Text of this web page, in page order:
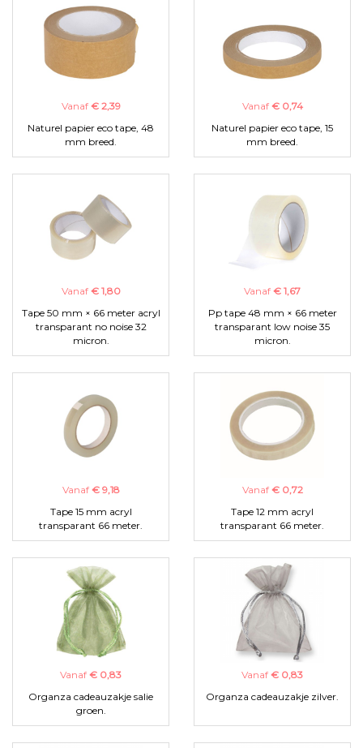
Vanaf € 2,39
Naturel papier eco tape, 48
mm breed.
Vanaf € 0,74
Naturel papier eco tape, 15
mm breed.
Vanaf € 1,80
Tape 50 mm × 66 meter acryl
transparant no noise 32
micron.
Vanaf € 1,67
Pp tape 48 mm × 66 meter
transparant low noise 35
micron.
Vanaf € 9,18
Tape 15 mm acryl
transparant 66 meter.
Vanaf € 0,72
Tape 12 mm acryl
transparant 66 meter.
Vanaf € 0,83
Organza cadeauzakje salie
groen.
Vanaf € 0,83
Organza cadeauzakje zilver.